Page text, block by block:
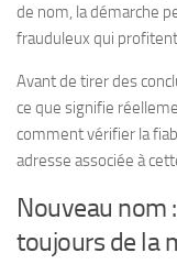
de nom, la démarche
frauduleux qui
Avant de tirer des
ce que signifie
comment vérifier la
adresse associée à
Nouveau nom
toujours de la